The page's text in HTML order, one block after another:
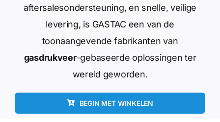
aftersalesondersteuning, en snelle, veilige
levering, is GASTAC een van de
toonaangevende fabrikanten van
gasdrukveer-gebaseerde oplossingen ter
wereld geworden.
BEGIN MET WINKELEN